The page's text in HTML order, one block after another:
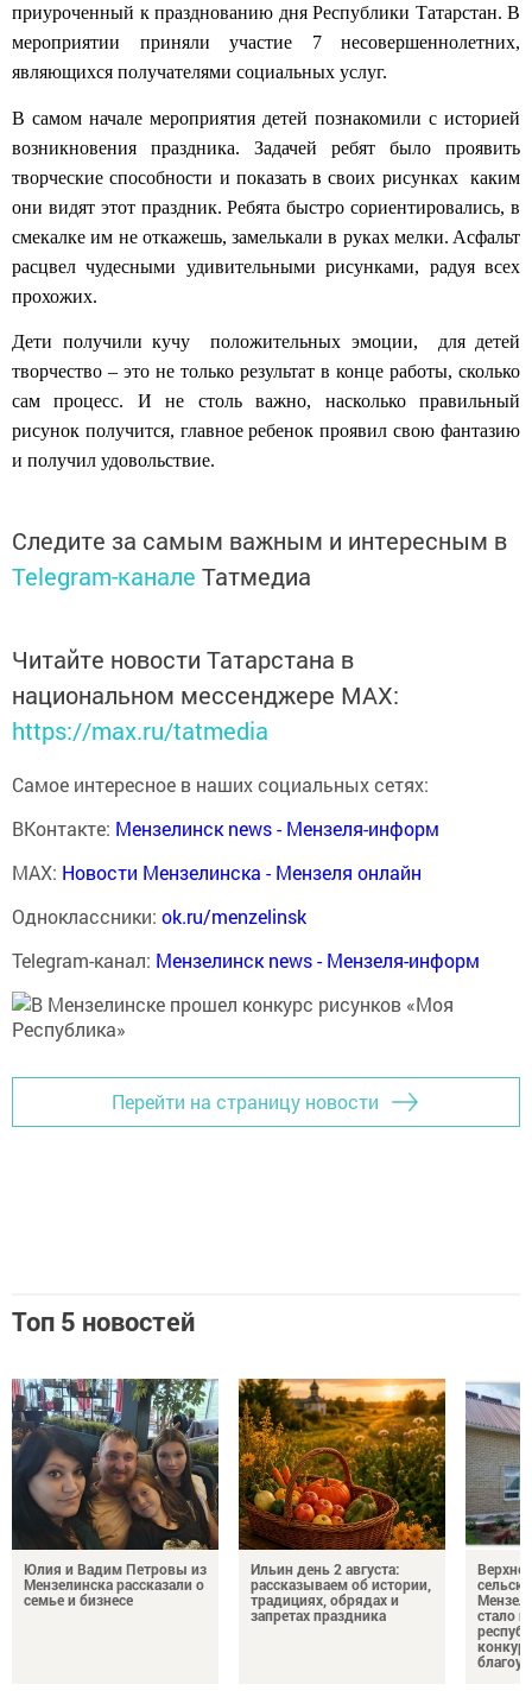
приуроченный к празднованию дня Республики Татарстан. В
мероприятии приняли участие 7 несовершеннолетних,
являющихся получателями социальных услуг.
В самом начале мероприятия детей познакомили с историей
возникновения праздника. Задачей ребят было проявить
творческие способности и показать в своих рисунках каким
они видят этот праздник. Ребята быстро сориентировались, в
смекалке им не откажешь, замелькали в руках мелки. Асфальт
расцвел чудесными удивительными рисунками, радуя всех
прохожих.
Дети получили кучу положительных эмоции, для детей
творчество – это не только результат в конце работы, сколько
сам процесс. И не столь важно, насколько правильный
рисунок получится, главное ребенок проявил свою фантазию
и получил удовольствие.
Следите за самым важным и интересным в
Telegram-канале Татмедиа
Читайте новости Татарстана в
национальном мессенджере MАХ:
https://max.ru/tatmedia
Самое интересное в наших социальных сетях:
ВКонтакте: Мензелинск news - Мензеля-информ
MAX: Новости Мензелинска - Мензеля онлайн
Одноклассники: ok.ru/menzelinsk
Telegram-канал: Мензелинск news - Мензеля-информ
Перейти на страницу новости
Топ 5 новостей
Юлия и Вадим Петровы из
Мензелинска рассказали о
семье и бизнесе
Ильин день 2 августа:
рассказываем об истории,
традициях, обрядах и
запретах праздника
стало